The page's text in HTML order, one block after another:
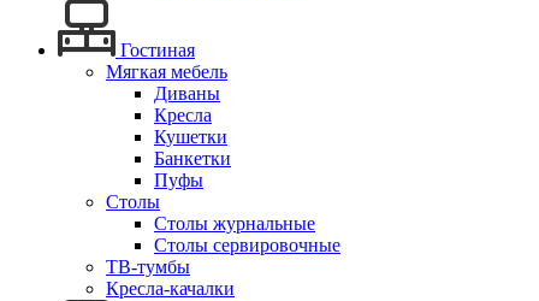
Гостиная
Мягкая мебель
Диваны
Кресла
Кушетки
Банкетки
Пуфы
Столы
Столы журнальные
Столы сервировочные
ТВ-тумбы
Кресла-качалки